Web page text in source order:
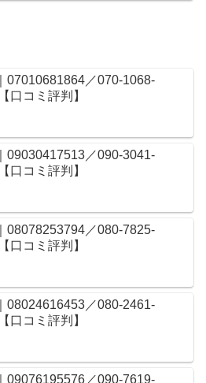
07010681864／070-1068-
口コミ評判】
09030417513／090-3041-
口コミ評判】
08078253794／080-7825-
口コミ評判】
08024616453／080-2461-
口コミ評判】
09076195576／090-7619-